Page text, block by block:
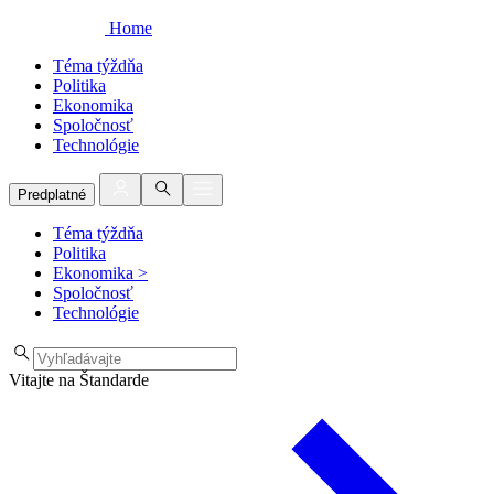
Home
Téma týždňa
Politika
Ekonomika
Spoločnosť
Technológie
Predplatné
Téma týždňa
Politika
Ekonomika >
Spoločnosť
Technológie
Vitajte na Štandarde